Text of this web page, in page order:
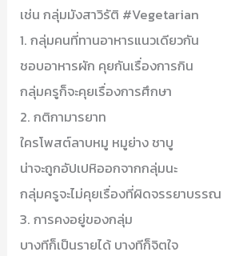
เช่น กลุ่มมังสาวิรัติ #Vegetarian
1. กลุ่มคนที่ทานอาหารแนวเดียวกัน
ชอบอาหารผัก คุยกันเรื่องการกิน
กลุ่มครูก็จะคุยเรื่องการศึกษา
2. กติกามารยาท
ใครโพสต์ลาบหมู หมูย่าง ชาบู
น่าจะถูกอัปเปหิออกจากกลุ่มนะ
กลุ่มครูจะไม่คุยเรื่องที่ผิดจรรยาบรรณ
3. การคงอยู่ของกลุ่ม
บางทีก็เป็นรายได้ บางทีก็จิตใจ